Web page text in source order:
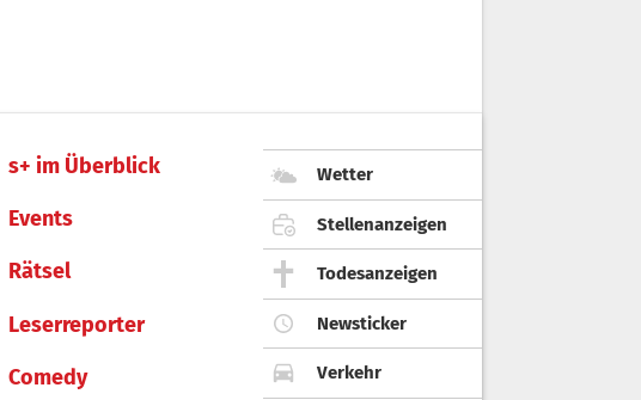
s+ im Überblick
Events
Rätsel
Leserreporter
Comedy
Wetter
Stellenanzeigen
Todesanzeigen
Newsticker
Verkehr